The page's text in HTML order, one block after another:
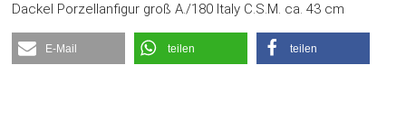
Dackel Porzellanfigur groß A./180 Italy C.S.M. ca. 43 cm
E-Mail teilen teilen